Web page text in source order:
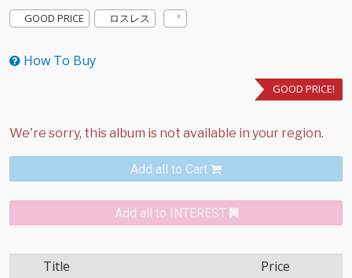
GOOD PRICE
ロスレス
How To Buy
GOOD PRICE!
Add all to Cart
Add all to INTEREST
Title Price